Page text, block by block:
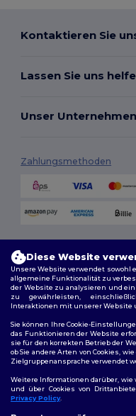
Kontaktieren Sie
Lassen Sie uns
Unser Unternehmen
Zahlungsmethoden
Folge uns
Diese Website
Unsere Website verwendet sowohl
allgemeine Funktionalität zu
der Website zu analysieren und
zu gewährleisten,
Interaktionen mit unserer Website
Sie können Ihre Cookie-
das Funktionieren der Website
sie für den korrekten Betrieb der
ob Sie andere Arten von Cookies,
Zielgruppenansprache verwendet
Weitere Informationen darüber, wie
und über Cookies von
Privacy Policy.